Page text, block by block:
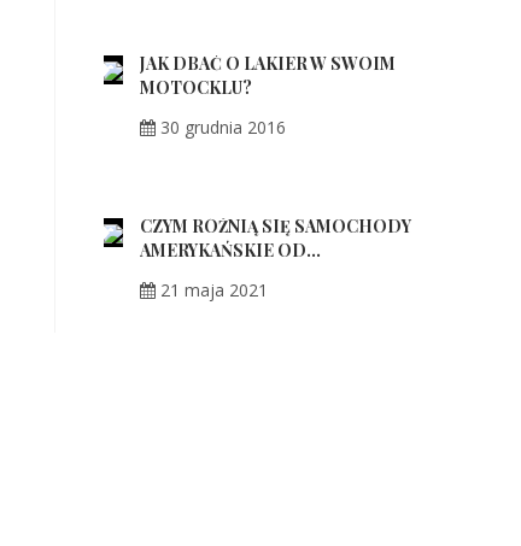
JAK DBAĆ O LAKIER W SWOIM
MOTOCKLU?
30 grudnia 2016
CZYM RÓŻNIĄ SIĘ SAMOCHODY
AMERYKAŃSKIE OD...
21 maja 2021